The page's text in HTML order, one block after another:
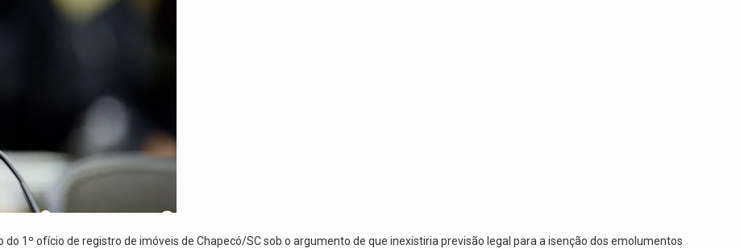
1º ofício de registro de imóveis de Chapecó/SC sob o argumento de que inexistiria previsão legal para a isenção dos emolumentos